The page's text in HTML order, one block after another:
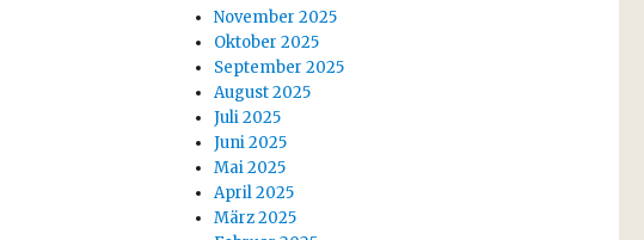
November 2025
Oktober 2025
September 2025
August 2025
Juli 2025
Juni 2025
Mai 2025
April 2025
März 2025